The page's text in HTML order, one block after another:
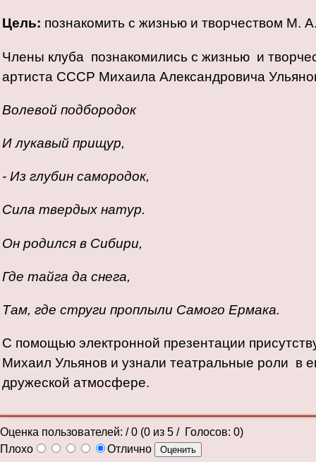
Цель: познакомить с жизнью и творчеством М.
Члены клуба познакомились с жизнью и
артиста СССР Михаила Александровича
Волевой подбородок
И лукавый прищур,
- Из глубин самородок,
Сила твердых натур.
Он родился в Сибири,
Где тайга да снега,
Там, где струги проплыли Самого Ермака.
С помощью электронной презентации
Михаил Ульянов и узнали театральные роли в
дружеской атмосфере.
Оценка пользователей: / 0 (0 из 5 / Голосов: 0)
Плохо
Отлично